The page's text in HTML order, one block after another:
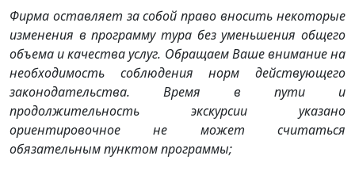
Фирма оставляет за собой право вносить некоторые
изменения в программу тура без уменьшения общего
объема и качества услуг. Обращаем Ваше внимание на
необходимость соблюдения норм действующего
законодательства. Время в пути и
продолжительность экскурсии указано
ориентировочное не может считаться
обязательным пунктом программы;